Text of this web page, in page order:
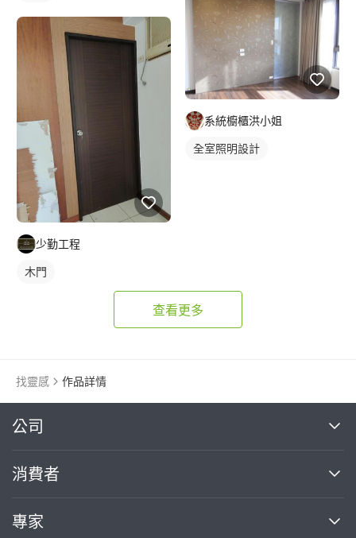
少勤工程
木門
系統櫥櫃洪小姐
全室照明設計
查看更多
找靈感 作品詳情
公司
關於我們
部落格
消費者
買服務
專家
繼續完成